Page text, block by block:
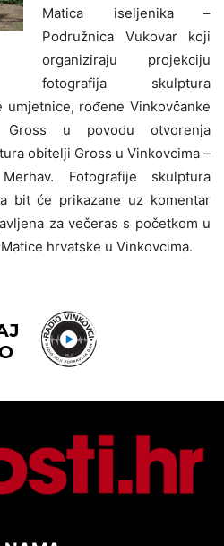
Matica iseljenika –
Podružnica Vukovar koji
organiziraju projekciju
fotografija skulptura
rođene Vinkovčanke
Gross u povodu otvorenja
obitelji Gross u Vinkovcima –
Fotografije skulptura
bit će prikazane uz komentar
za večeras s početkom u
hrvatske u Vinkovcima.